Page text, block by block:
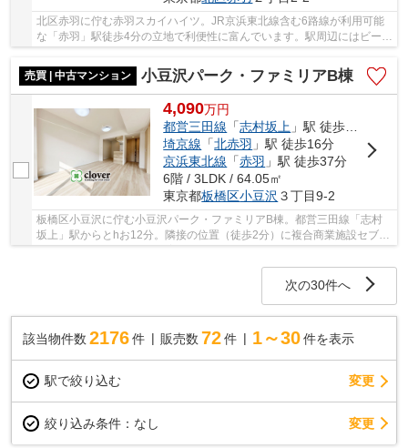
北区赤羽に佇む赤羽スカイハイツ。JR京浜東北線含む6路線が利用可能
な「赤羽」駅徒歩4分の立地で利便性に富んでいます。駅周辺にはビーン
売買 | 中古マンション
小豆沢パーク・ファミリアB棟
4,090万円
都営三田線 「志村坂上 」駅 徒歩12分
埼京線 「北赤羽 」駅 徒歩16分
京浜東北線 「赤羽 」駅 徒歩37分
6階 / 3LDK / 64.05㎡
東京都板橋区小豆沢 ３丁目9-2
板橋区小豆沢に佇む小豆沢パーク・ファミリアB棟。都営三田線「志村
坂上」駅からとhお12分。隣接の位置（徒歩2分）に複合商業施設セブン
次の30件へ
該当物件数 2176件 販売数 72 件 1～30 件を表示
駅で絞り込む 変更
絞り込み条件： なし 変更